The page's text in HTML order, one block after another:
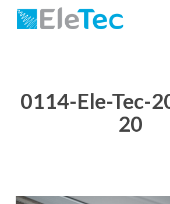
Salta
0114-Ele-Tec-
20